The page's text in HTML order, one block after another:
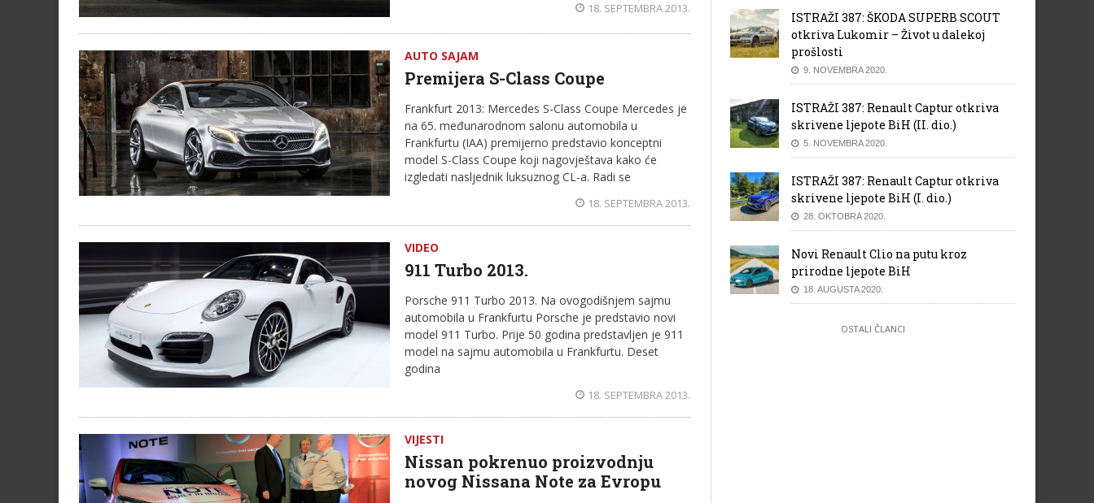
18. SEPTEMBRA 2013.
AUTO SAJAM
Premijera S-Class Coupe
Frankfurt 2013: Mercedes S-Class Coupe Mercedes je
na 65. međunarodnom salonu automobila u
Frankfurtu (IAA) premijerno predstavio konceptni
model S-Class Coupe koji nagovještava kako će
izgledati nasljednik luksuznog CL-a. Radi se
18. SEPTEMBRA 2013.
VIDEO
911 Turbo 2013.
Porsche 911 Turbo 2013. Na ovogodišnjem sajmu
automobila u Frankfurtu Porsche je predstavio novi
model 911 Turbo. Prije 50 godina predstavljen je 911
model na sajmu automobila u Frankfurtu. Deset
godina
18. SEPTEMBRA 2013.
VIJESTI
Nissan pokrenuo proizvodnju
novog Nissana Note za Evropu
ISTRAŽI 387: ŠKODA SUPERB SCOUT
otkriva Lukomir – Život u dalekoj
prošlosti
9. NOVEMBRA 2020.
ISTRAŽI 387: Renault Captur otkriva
skrivene ljepote BiH (II. dio.)
5. NOVEMBRA 2020.
ISTRAŽI 387: Renault Captur otkriva
skrivene ljepote BiH (I. dio.)
28. OKTOBRA 2020.
Novi Renault Clio na putu kroz
prirodne ljepote BiH
18. AUGUSTA 2020.
OSTALI ČLANCI